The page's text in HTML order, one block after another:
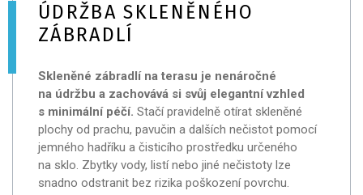
ÚDRŽBA SKLENĚNÉHO
ZÁBRADLÍ
Skleněné zábradlí na terasu je nenáročné
na údržbu a zachovává si svůj elegantní vzhled
s minimální péčí. Stačí pravidelně otírat skleněné
plochy od prachu, pavučin a dalších nečistot pomocí
jemného hadříku a čisticího prostředku určeného
na sklo. Zbytky vody, listí nebo jiné nečistoty lze
snadno odstranit bez rizika poškození povrchu.